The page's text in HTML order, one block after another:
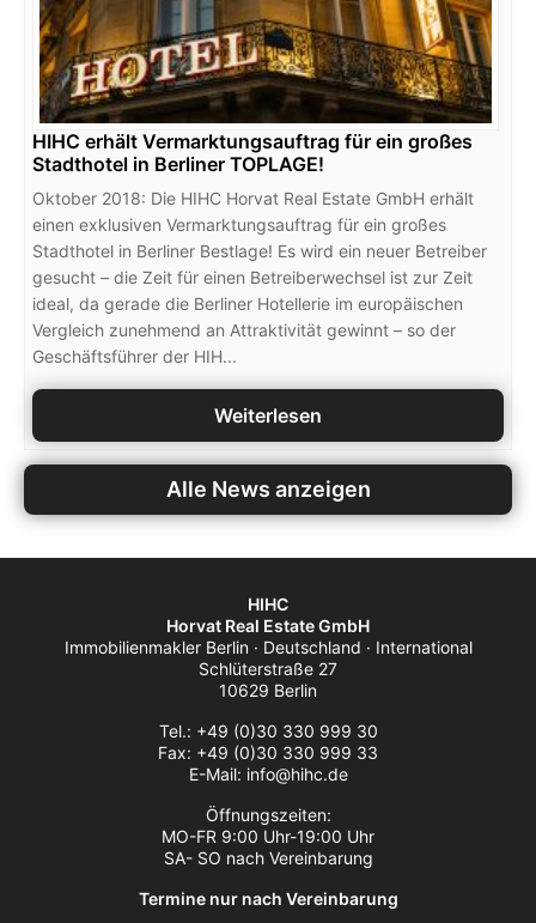
HIHC erhält Vermarktungsauftrag für ein großes
Stadthotel in Berliner TOPLAGE!
Oktober 2018: Die HIHC Horvat Real Estate GmbH erhält
einen exklusiven Vermarktungsauftrag für ein großes
Stadthotel in Berliner Bestlage! Es wird ein neuer Betreiber
gesucht – die Zeit für einen Betreiberwechsel ist zur Zeit
ideal, da gerade die Berliner Hotellerie im europäischen
Vergleich zunehmend an Attraktivität gewinnt – so der
Geschäftsführer der HIH...
Weiterlesen
Alle News anzeigen
HIHC
Horvat Real Estate GmbH
Immobilienmakler Berlin · Deutschland · International
Schlüterstraße 27
10629 Berlin
Tel.: +49 (0)30 330 999 30
Fax: +49 (0)30 330 999 33
E-Mail: info@hihc.de
Öffnungszeiten:
MO-FR 9:00 Uhr-19:00 Uhr
SA- SO nach Vereinbarung
Termine nur nach Vereinbarung